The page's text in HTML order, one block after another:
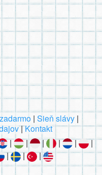
| Sieň slávy|
|Kontakt
| | | | |
|
| | |